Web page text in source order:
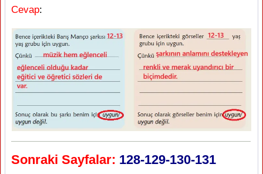
Cevap:
Sonraki Sayfalar: 128-129-130-131